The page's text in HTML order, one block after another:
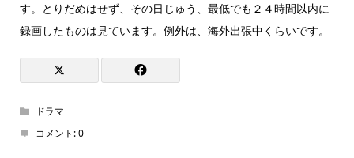
す。とりだめはせず、その日じゅう、最低でも２４時間以内に
録画したものは見ています。例外は、海外出張中くらいです。
ドラマ
コメント:0